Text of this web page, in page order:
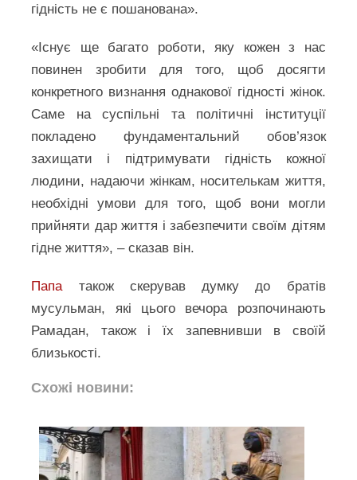
гідність не є пошанована».
«Існує ще багато роботи, яку кожен з нас
повинен зробити для того, щоб досягти
конкретного визнання однакової гідності жінок.
Саме на суспільні та політичні інституції
покладено фундаментальний обов’язок
захищати і підтримувати гідність кожної
людини, надаючи жінкам, носителькам життя,
необхідні умови для того, щоб вони могли
прийняти дар життя і забезпечити своїм дітям
гідне життя», – сказав він.
Папа також скерував думку до братів
мусульман, які цього вечора розпочинають
Рамадан, також і їх запевнивши в своїй
близькості.
Схожі новини: